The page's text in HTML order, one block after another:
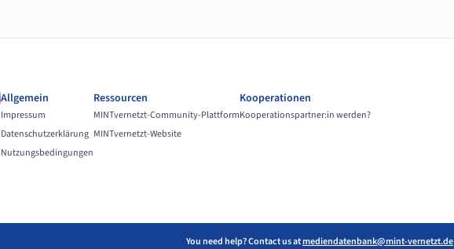
Allgemein
Impressum
Datenschutzerklärung
Nutzungsbedingungen
Ressourcen
MINTvernetzt-Community-Plattform
MINTvernetzt-Website
Kooperationen
Kooperationspartner:in werden?
You need help? Contact us atmediendatenbank@mint-vernetzt.de